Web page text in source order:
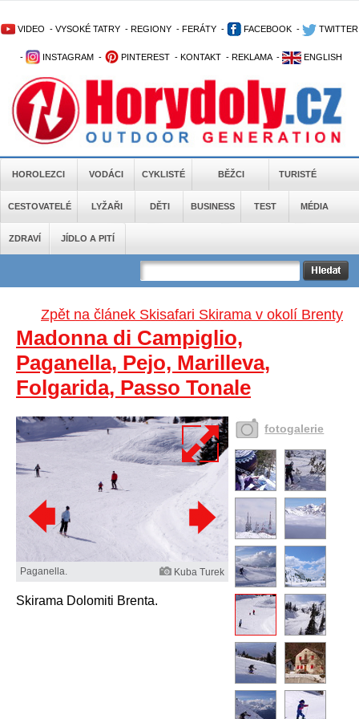
VIDEO - VYSOKÉ TATRY - REGIONY - FERÁTY - FACEBOOK - TWITTER
- INSTAGRAM - PINTEREST - KONTAKT - REKLAMA - ENGLISH
HOROLEZCI VODÁCI CYKLISTÉ BĚŽCI TURISTÉ
CESTOVATELÉ LYŽAŘI DĚTI BUSINESS TEST MÉDIA
ZDRAVÍ JÍDLO A PITÍ
Zpět na článek Skisafari Skirama v okolí Brenty
Madonna di Campiglio,
Paganella, Pejo, Marilleva,
Folgarida, Passo Tonale
Paganella. Kuba Turek
Skirama Dolomiti Brenta.
fotogalerie